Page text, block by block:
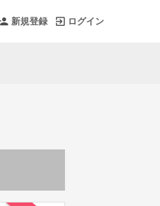
新規登録 ログイン